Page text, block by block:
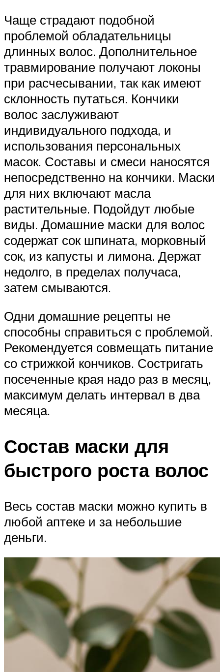
Чаще страдают подобной
проблемой обладательницы
длинных волос. Дополнительное
травмирование получают локоны
при расчесывании, так как имеют
склонность путаться. Кончики
волос заслуживают
индивидуального подхода, и
использования персональных
масок. Составы и смеси наносятся
непосредственно на кончики. Маски
для них включают масла
растительные. Подойдут любые
виды. Домашние маски для волос
содержат сок шпината, морковный
сок, из капусты и лимона. Держат
недолго, в пределах получаса,
затем смываются.
Одни домашние рецепты не
способны справиться с проблемой.
Рекомендуется совмещать питание
со стрижкой кончиков. Состригать
посеченные края надо раз в месяц,
максимум делать интервал в два
месяца.
Состав маски для
быстрого роста волос
Весь состав маски можно купить в
любой аптеке и за небольшие
деньги.